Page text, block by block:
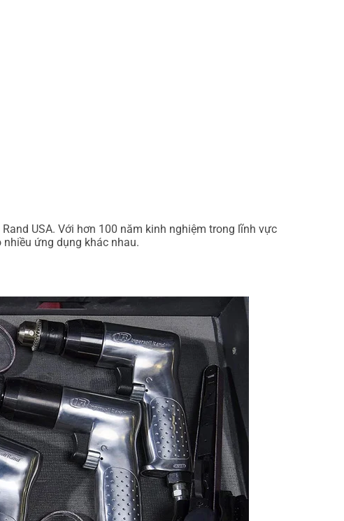
USA. Với hơn 100 năm kinh nghiệm trong lĩnh vực
ứng dụng khác nhau.